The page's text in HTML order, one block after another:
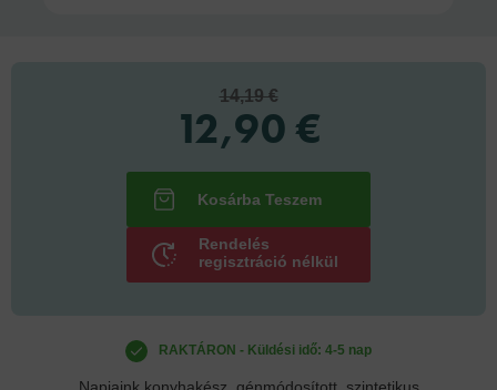
RAKTÁRON - Küldési idő: 4-5 nap
14,19 €
12,90 €
Rendelés
regisztráció nélkül